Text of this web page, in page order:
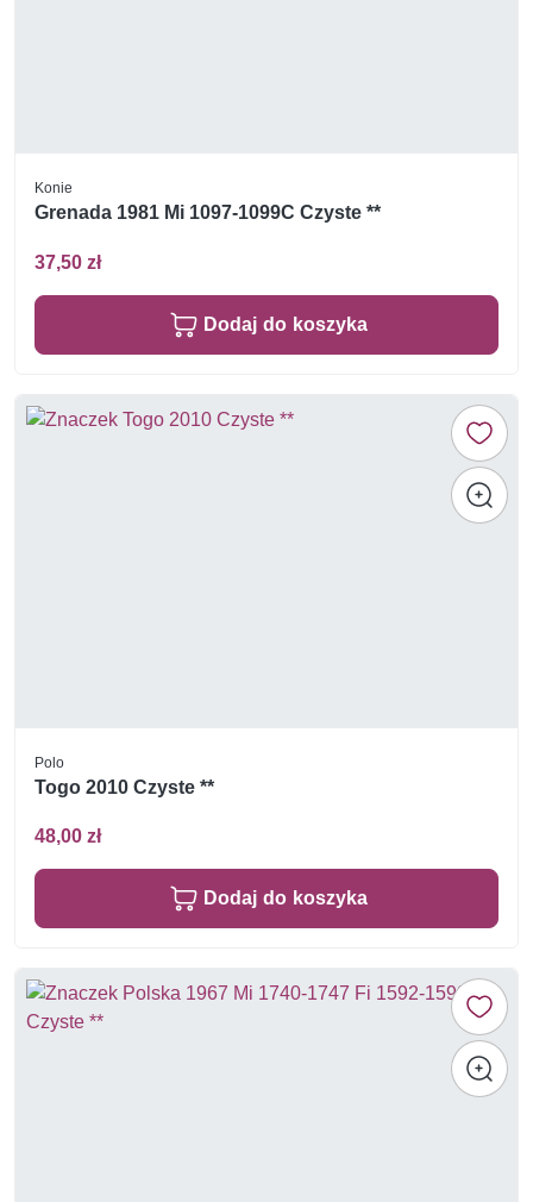
Konie
Grenada 1981 Mi 1097-1099C Czyste **
37,50 zł
Dodaj do koszyka
Polo
Togo 2010 Czyste **
48,00 zł
Dodaj do koszyka